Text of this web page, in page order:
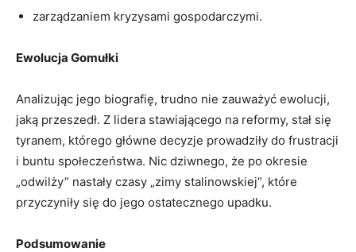
zarządzaniem kryzysami gospodarczymi.
Ewolucja Gomułki
Analizując jego biografię, trudno nie zauważyć ewolucji,
jaką przeszedł. Z lidera stawiającego na reformy, stał się
tyranem, którego główne decyzje prowadziły do frustracji
i buntu społeczeństwa. Nic dziwnego, że po okresie
„odwilży” nastały czasy „zimy stalinowskiej”, które
przyczyniły się do jego ostatecznego upadku.
Podsumowanie